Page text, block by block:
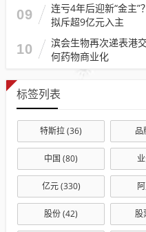
09
连亏4年后迎新“金主
拟斥超9亿元入主
10
滨会生物再次递表港
何药物商业化
标签列表
特斯拉(36) 品
中国 (80)
亿元(330)
股份(42) 股